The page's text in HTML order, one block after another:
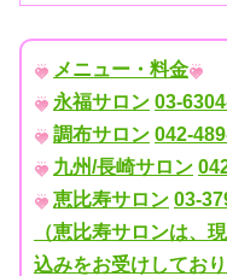
メニュー・料金
永福サロン 03-
調布サロン 042-
九州/長崎サロン
恵比寿サロン 03-
（恵比寿サロンは、
込みをお受けしており